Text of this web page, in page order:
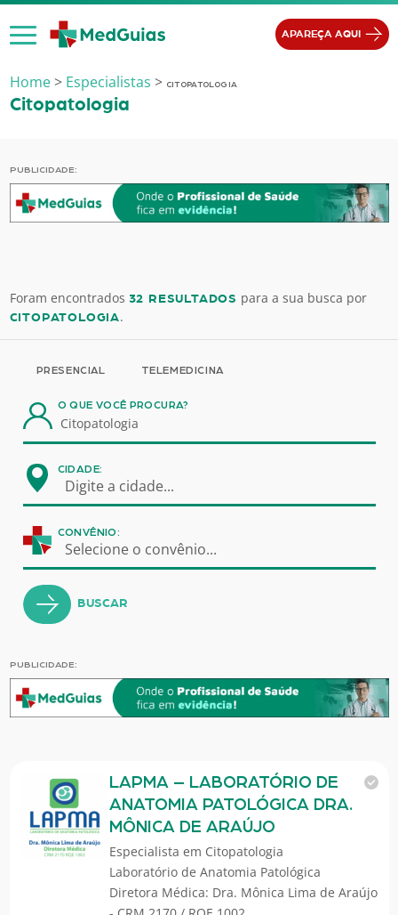
Ir para o conteúdo
APAREÇA AQUI
Home> Especialistas > CITOPATOLOGIA
Citopatologia
PUBLICIDADE:
Foram encontrados 32 RESULTADOS para a sua busca por
CITOPATOLOGIA.
PRESENCIAL TELEMEDICINA
O QUE VOCÊ PROCURA?
CIDADE:
Digite a cidade...
CONVÊNIO:
Selecione o convênio...
BUSCAR
PUBLICIDADE:
LAPMA – LABORATÓRIO DE
ANATOMIA PATOLÓGICA DRA.
MÔNICA DE ARAÚJO
Especialista em Citopatologia
Laboratório de Anatomia Patológica
Diretora Médica: Dra. Mônica Lima de Araújo